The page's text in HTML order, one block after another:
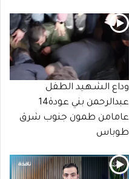
وداع الشـهـيد الطفل
عبدالرحمن بني عودة14
عامامن طمون جنوب شرق
طوباس